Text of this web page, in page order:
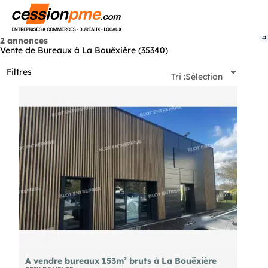
2 annonces
Vente de Bureaux à La Bouëxière (35340)
Filtres
3
Tri :Sélection
A vendre bureaux 153m² bruts à La Bouëxière